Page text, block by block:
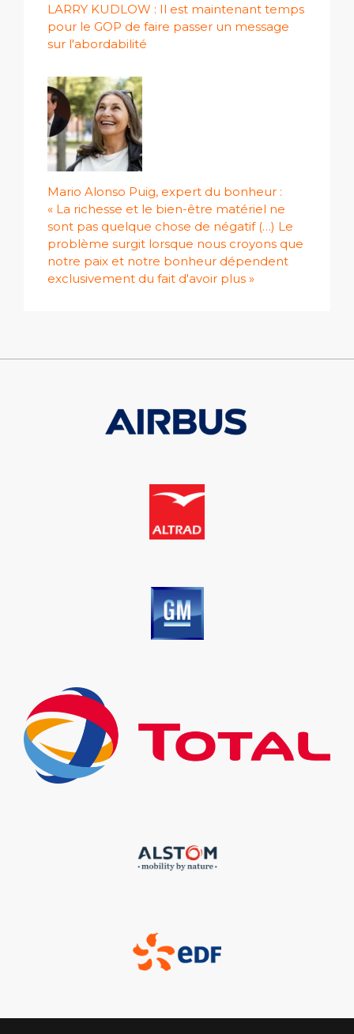
LARRY KUDLOW : Il est maintenant temps
pour le GOP de faire passer un message
sur l'abordabilité
Mario Alonso Puig, expert du bonheur :
« La richesse et le bien-être matériel ne
sont pas quelque chose de négatif (…) Le
problème surgit lorsque nous croyons que
notre paix et notre bonheur dépendent
exclusivement du fait d'avoir plus »